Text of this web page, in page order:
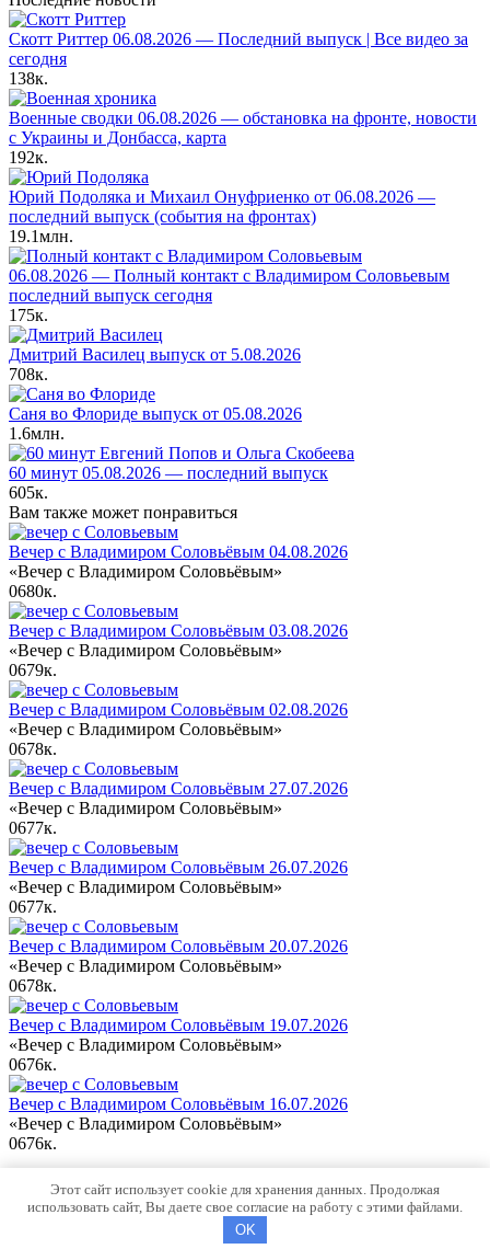
Скотт Риттер 06.08.2026 — Последний выпуск | Все видео за
сегодня
138к.
Военные сводки 06.08.2026 — обстановка на фронте, новости
с Украины и Донбасса, карта
192к.
Юрий Подоляка и Михаил Онуфриенко от 06.08.2026 —
последний выпуск (события на фронтах)
19.1млн.
06.08.2026 — Полный контакт с Владимиром Соловьевым
последний выпуск сегодня
175к.
Дмитрий Василец выпуск от 5.08.2026
708к.
Саня во Флориде выпуск от 05.08.2026
1.6млн.
60 минут 05.08.2026 — последний выпуск
605к.
Вам также может понравиться
Вечер с Владимиром Соловьёвым 04.08.2026
«Вечер с Владимиром Соловьёвым»
0680к.
Вечер с Владимиром Соловьёвым 03.08.2026
«Вечер с Владимиром Соловьёвым»
0679к.
Вечер с Владимиром Соловьёвым 02.08.2026
«Вечер с Владимиром Соловьёвым»
0678к.
Вечер с Владимиром Соловьёвым 27.07.2026
«Вечер с Владимиром Соловьёвым»
0677к.
Вечер с Владимиром Соловьёвым 26.07.2026
«Вечер с Владимиром Соловьёвым»
0677к.
Вечер с Владимиром Соловьёвым 20.07.2026
«Вечер с Владимиром Соловьёвым»
0678к.
Вечер с Владимиром Соловьёвым 19.07.2026
«Вечер с Владимиром Соловьёвым»
0676к.
Вечер с Владимиром Соловьёвым 16.07.2026
«Вечер с Владимиром Соловьёвым»
0676к.
Карта сайта
© 2026 o-politico.ru
Этот сайт использует cookie для хранения данных. Продолжая
использовать сайт, Вы даете свое согласие на работу с этими файлами.
OK